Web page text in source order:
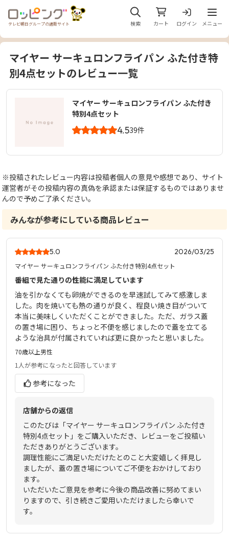
テレビ朝日グループの通販サイト 検索 カート ログイン
メニ
メニュー
マイヤー サーキュロンフライパン ふた付き特
別4点セットのレビュー一覧
マイヤー サーキュロンフライパン ふた付き
特別4点セット
4.539件
※投稿されたレビュー内容は投稿者個人の意見や感想であり、サイト
運営者がその投稿内容の真偽を承認または保証するものではありませ
んので予めご了承ください。
みんなが参考にしている商品レビュー
5.0 2026/03/25
マイヤー サーキュロンフライパン ふた付き特別4点セット
番組で見た通りの性能に満足しています
油を引かなくても卵焼ができるのを早速試してみて感激しま
した。肉を焼いても熱の通りが良く、程良い焼き目がついて
本当に美味しくいただくことができました。ただ、ガラス蓋
の置き場に困り、ちょっと不便を感じましたので蓋を立てる
ような治具が付属されていれば更に良かったと思いました。
70歳以上男性
1人が参考になったと回答しています
参考になった
店舗からの返信
このたびは「マイヤー サーキュロンフライパン ふた付き
特別4点セット」をご購入いただき、レビューをご投稿い
ただきありがとうございます。
調理性能にご満足いただけたとのこと大変嬉しく拝見し
ましたが、蓋の置き場についてご不便をおかけしており
ます。
いただいたご意見を参考に今後の商品改善に努めてまい
りますので、引き続きご愛用いただけましたら幸いで
す。